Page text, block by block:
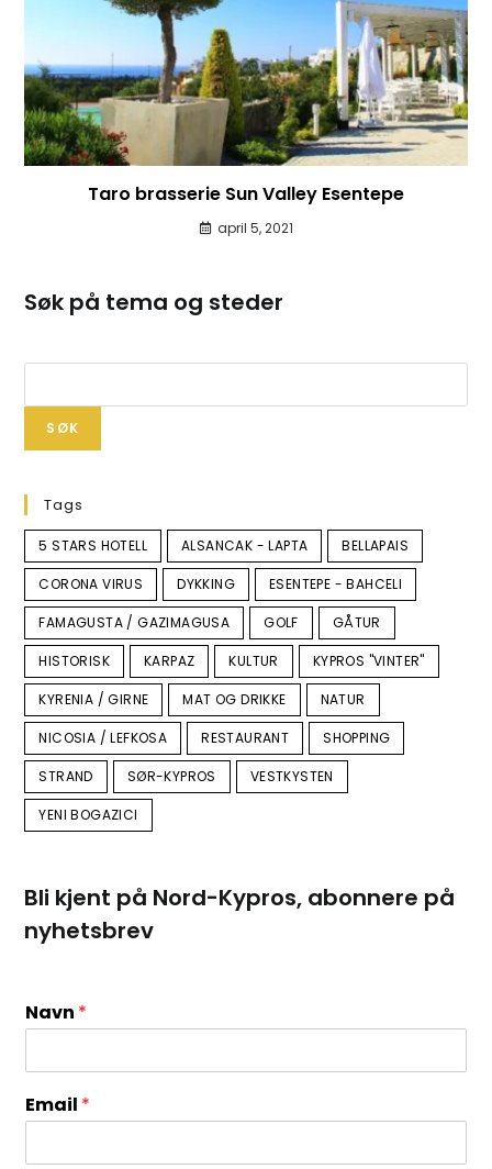
Taro brasserie Sun Valley Esentepe
april 5, 2021
Søk på tema og steder
SØK
Tags
5 STARS HOTELL ALSANCAK - LAPTA BELLAPAIS
CORONA VIRUS DYKKING ESENTEPE - BAHCELI
FAMAGUSTA / GAZIMAGUSA GOLF GÅTUR
HISTORISK KARPAZ KULTUR KYPROS "VINTER"
KYRENIA / GIRNE MAT OG DRIKKE NATUR
NICOSIA / LEFKOSA RESTAURANT SHOPPING
STRAND SØR-KYPROS VESTKYSTEN
YENI BOGAZICI
Bli kjent på Nord-Kypros, abonnere på
nyhetsbrev
Navn *
Email *